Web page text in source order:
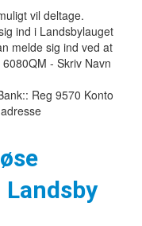
vil deltage.
ind i Landsbylauget
melde sig ind ved at
- Skriv Navn
Reg 9570 Konto
Landsby